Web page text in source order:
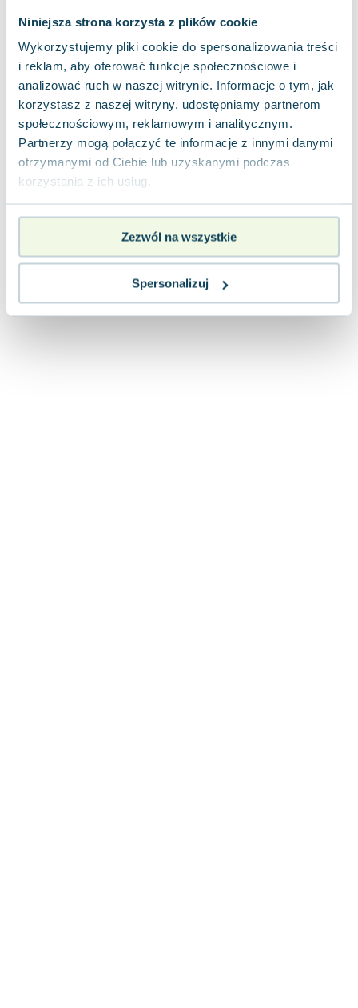
Niniejsza strona korzysta z plików cookie
Wykorzystujemy pliki cookie do spersonalizowania treści
i reklam, aby oferować funkcje społecznościowe i
analizować ruch w naszej witrynie. Informacje o tym, jak
korzystasz z naszej witryny, udostępniamy partnerom
społecznościowym, reklamowym i analitycznym.
Partnerzy mogą połączyć te informacje z innymi danymi
otrzymanymi od Ciebie lub uzyskanymi podczas
korzystania z ich usług.
Zezwól na wszystkie
Spersonalizuj